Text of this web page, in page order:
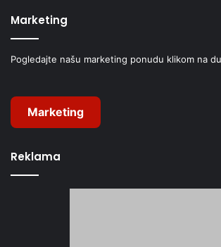
Marketing
Pogledajte našu marketing ponudu klikom na
Marketing
Reklama